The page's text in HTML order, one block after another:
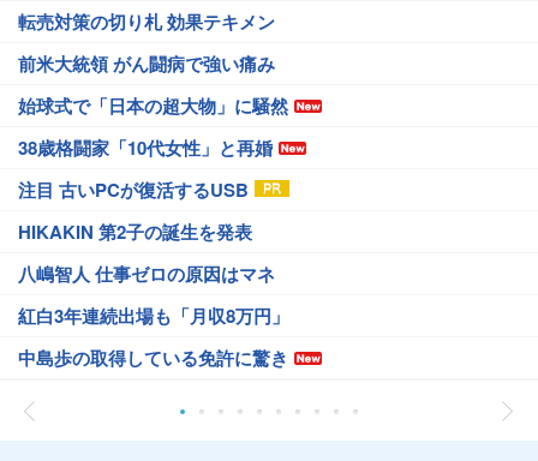
転売対策の切り札 効果テキメン
前米大統領 がん闘病で強い痛み
始球式で「日本の超大物」に騒然
38歳格闘家「10代女性」と再婚
注目 古いPCが復活するUSB
HIKAKIN 第2子の誕生を発表
八嶋智人 仕事ゼロの原因はマネ
紅白3年連続出場も「月収8万円」
中島歩の取得している免許に驚き